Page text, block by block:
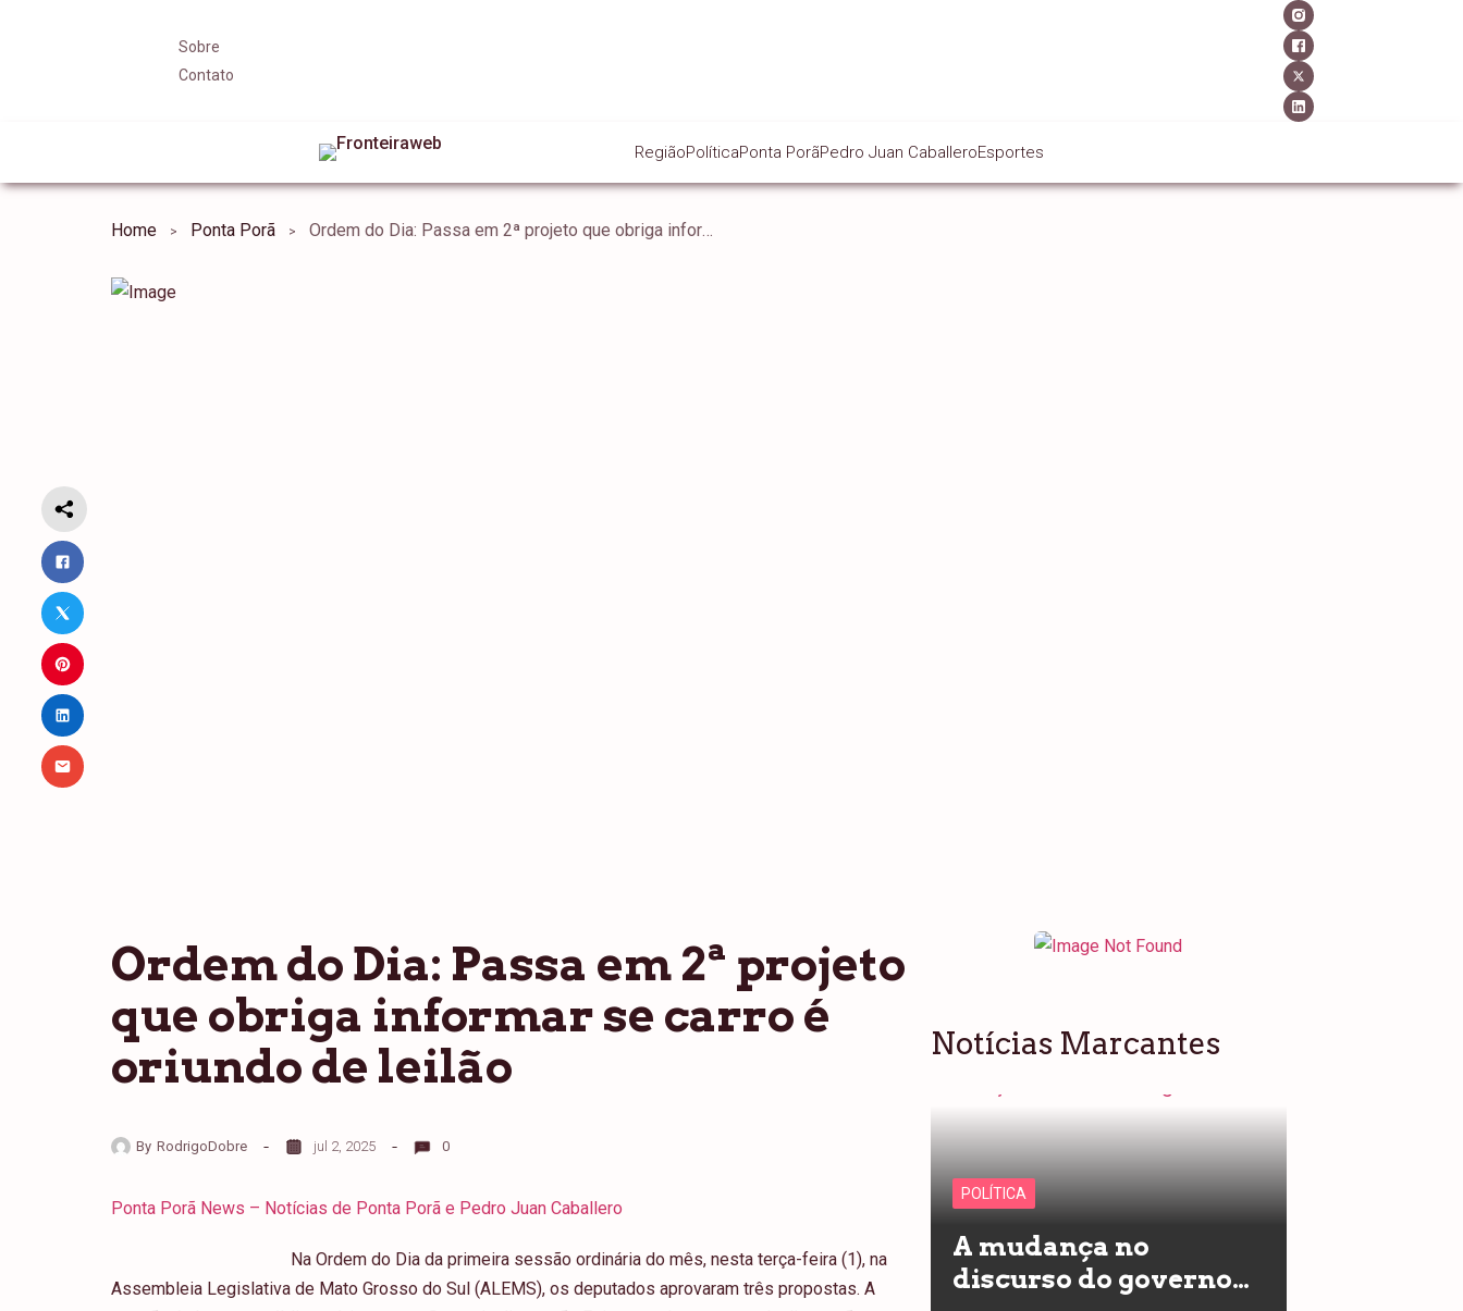
Sobre
Contato
RegiãoPolíticaPonta PorãPedro Juan CaballeroEsportes
Home Ponta Porã Ordem do Dia: Passa em 2ª projeto que obriga informar se carro é oriundo de leilão
Ordem do Dia: Passa em 2ª projeto
que obriga informar se carro é
oriundo de leilão
By RodrigoDobre jul 2, 2025 0
Ponta Porã News – Notícias de Ponta Porã e Pedro Juan Caballero
Na Ordem do Dia da primeira sessão ordinária do mês, nesta terça-feira (1), na
Assembleia Legislativa de Mato Grosso do Sul (ALEMS), os deputados aprovaram três propostas. A
Notícias Marcantes
POLÍTICA
A mudança no
discurso do governo…